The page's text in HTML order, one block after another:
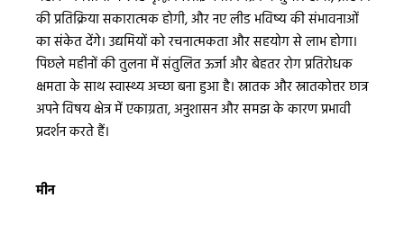
की प्रतिक्रिया सकारात्मक होगी, और नए लीड भविष्य की संभावनाओं
का संकेत देंगे। उद्यमियों को रचनात्मकता और सहयोग से लाभ होगा।
पिछले महीनों की तुलना में संतुलित ऊर्जा और बेहतर रोग प्रतिरोधक
क्षमता के साथ स्वास्थ्य अच्छा बना हुआ है। स्नातक और स्नातकोत्तर छात्र
अपने विषय क्षेत्र में एकाग्रता, अनुशासन और समझ के कारण प्रभावी
प्रदर्शन करते हैं।
मीन